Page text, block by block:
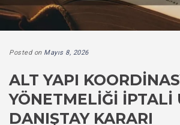
Posted on Mayıs 8, 2026
ALT YAPI
YÖNETMELIĞI İPTALI
DANIŞTAY KARARI